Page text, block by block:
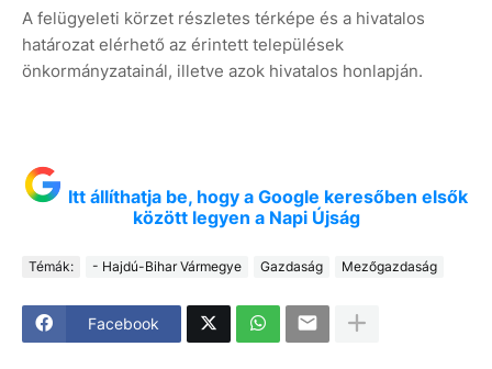
A felügyeleti körzet részletes térképe és a hivatalos
határozat elérhető az érintett települések
önkormányzatainál, illetve azok hivatalos honlapján.
Itt állíthatja be, hogy a Google keresőben elsők
között legyen a Napi Újság
Témák: - Hajdú-Bihar Vármegye Gazdaság Mezőgazdaság
Facebook